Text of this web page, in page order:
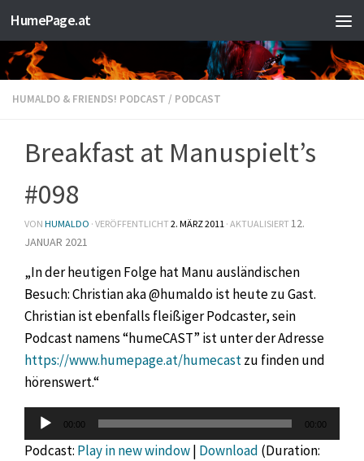
Zum Inhalt springen
HumePage.at
HUMALDO & FRIENDS! PODCAST / PODCAST
Breakfast at Manuspielt’s
#098
VON HUMALDO · VERÖFFENTLICHT2. MÄRZ 2011 · AKTUALISIERT12.
JANUAR 2021
„In der heutigen Folge hat Manu ausländischen
Besuch: Christian aka @humaldo ist heute zu Gast.
Christian ist ebenfalls fleißiger Podcaster, sein
Podcast namens “humeCAST” ist unter der Adresse
https://www.humepage.at/humecastzu finden und
hörenswert.“
Audio-
Player
00:00 00:00
Podcast: Play in new window| Download (Duration: